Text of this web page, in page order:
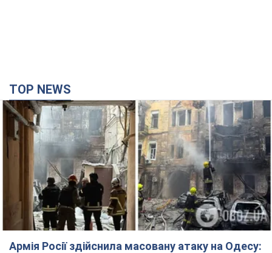
TOP NEWS
Армія Росії здійснила масовану атаку на Одесу: